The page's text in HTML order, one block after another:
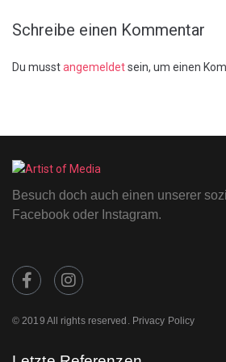
Schreibe einen Kommentar
Du musstangemeldetsein, um einen
Besuch doch auch einen unserer
Facebook oder Instagram.
© 2019 All rights reserved. Privacy Policy